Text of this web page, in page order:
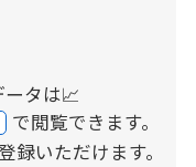
タは📈
で閲覧できます。
録いただけます。